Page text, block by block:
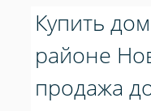
Купить
районе
продажа